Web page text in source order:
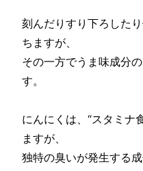
刻んだりすり下ろした
ちますが、
その一方でうま味成分
す。
にんにくは、“スタミナ
ますが、
独特の臭いが発生する